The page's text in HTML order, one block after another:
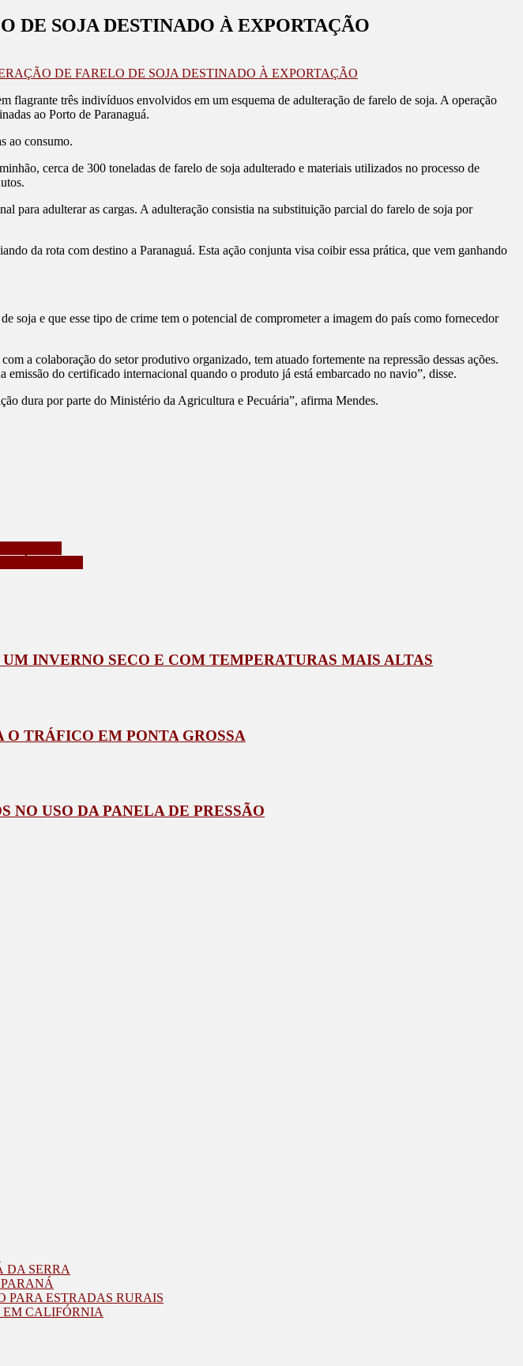
DE SOJA DESTINADO À EXPORTAÇÃO
DE FARELO DE SOJA DESTINADO À EXPORTAÇÃO
três indivíduos envolvidos em um esquema de adulteração de farelo de soja. A operação
ao Porto de Paranaguá.
ao consumo.
cerca de 300 toneladas de farelo de soja adulterado e materiais utilizados no processo de
para adulterar as cargas. A adulteração consistia na substituição parcial do farelo de soja por
da rota com destino a Paranaguá. Esta ação conjunta visa coibir essa prática, que vem ganhando
e que esse tipo de crime tem o potencial de comprometer a imagem do país como fornecedor
a colaboração do setor produtivo organizado, tem atuado fortemente na repressão dessas ações.
do certificado internacional quando o produto já está embarcado no navio”, disse.
dura por parte do Ministério da Agricultura e Pecuária”, afirma Mendes.
INVERNO SECO E COM TEMPERATURAS MAIS ALTAS
O TRÁFICO EM PONTA GROSSA
NO USO DA PANELA DE PRESSÃO
DA SERRA
PARA ESTRADAS RURAIS
CALIFÓRNIA